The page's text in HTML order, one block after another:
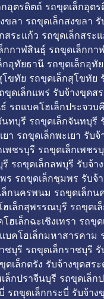
อุตรดิตถ์ รถขุดเล็กอุต
ลา รถขุดเล็กสงขลา
ระแก้ว รถขุดเล็กสร
กาฬสินธุ์ รถขุดเล็กก
อุทัยธานี รถขุดเล็กอุ
ขทัย รถขุดเล็กสุโขทั
ดเล็กแพร่ รับจ้างขุดส
รถแบคโฮเล็กประจ
ทบุรี รถขุดเล็กจันทบุ
า รถขุดเล็กพะเยา รับ
พชรบุรี รถขุดเล็กเพช
รถขุดเล็กลพบุรี รับจ้
รถขุดเล็กชุมพร รับ
กนครพนม รถขุดเล็ก
เล็กสุพรรณบุรี รถขุด
เล็กฉะเชิงเทรา รถ
คโฮเล็กมหาสารคา
บุรี รถขุดเล็กราชบุรี
เล็กตรัง รับจ้างขุดสร
กปราจีนบุรี รถขุดเล็
รถขุดเล็กกระบี่ รับจ้า